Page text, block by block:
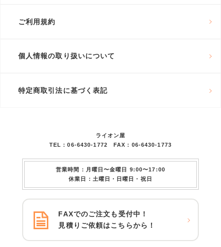
ご利用規約
個人情報の取り扱いについて
特定商取引法に基づく表記
ライオン屋
TEL：06-6430-1772 FAX：06-6430-1773
営業時間：月曜日〜金曜日 9:00〜17:00
休業日：土曜日・日曜日・祝日
FAXでのご注文も受付中！
見積りご依頼はこちらから！